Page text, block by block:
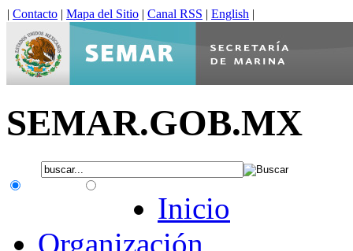
| Contacto | Mapa del Sitio | Canal RSS | English |
SEMAR.GOB.MX
Inicio
Organización